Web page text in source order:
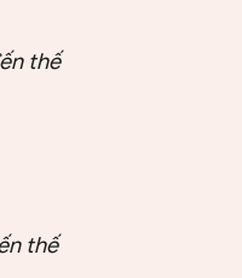
thế
thế